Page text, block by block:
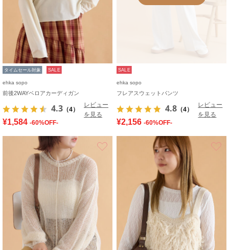
タイムセール対象 SALE
ehka sopo
前後2WAYベロアカーディガン
4.3 （4）
レビュー
を見る
¥1,584 -60%OFF-
SALE
ehka sopo
フレアスウェットパンツ
4.8 （4）
レビュー
を見る
¥2,156 -60%OFF-